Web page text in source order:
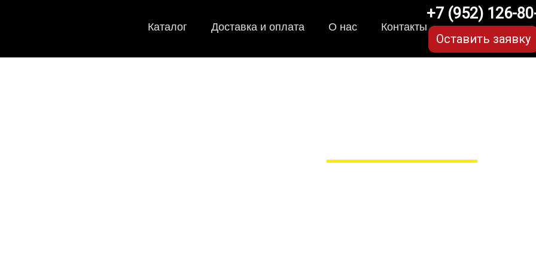
Каталог Доставка и оплата О нас Контакты
+7 (952) 126-
Оставить заявку